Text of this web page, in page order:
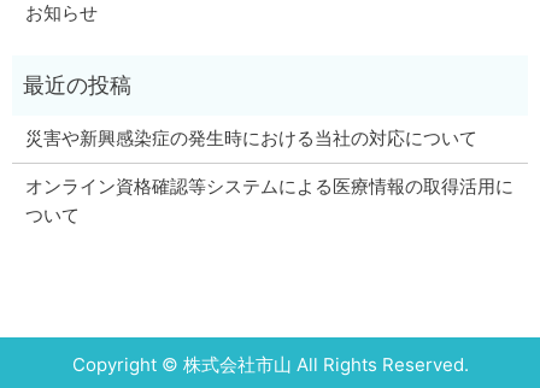
お知らせ
災害や新興感染症の発生時における当社の対応について
オンライン資格確認等システムによる医療情報の取得活用に
ついて
Copyright © 株式会社市山 All Rights Reserved.